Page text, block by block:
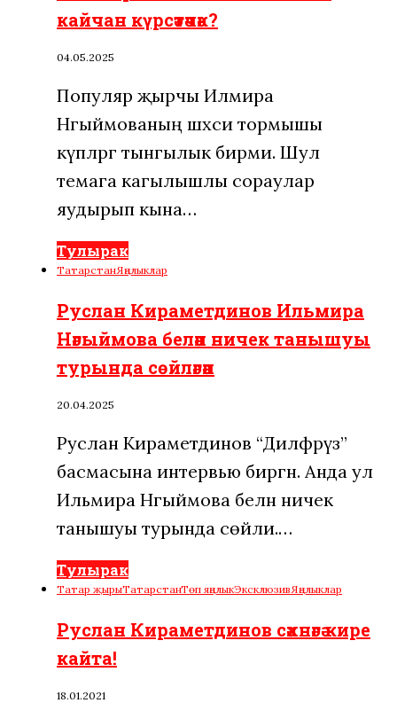
кайчан күрсәтәчәк?
04.05.2025
Популяр җырчы Илмира
Нәгыймованың шәхси тормышы
күпләргә тынгылык бирми. Шул
темага кагылышлы сораулар
яудырып кына…
Тулырак
ТатарстанЯңалыклар
Руслан Кираметдинов Ильмира
Нәгыймова белән ничек танышуы
турында сөйләгән
20.04.2025
Руслан Кираметдинов “Диләфрүз”
басмасына интервью биргән. Анда ул
Ильмира Нәгыймова белән ничек
танышуы турында сөйли.…
Тулырак
Татар җырыТатарстанТөп яңалыкЭксклюзивЯңалыклар
Руслан Кираметдинов сәхнәгә кире
кайта!
18.01.2021